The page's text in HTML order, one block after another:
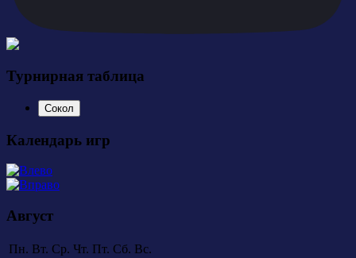
Турнирная таблица
Сокол
Календарь игр
Август
Пн. Вт. Ср. Чт. Пт. Сб. Вс.